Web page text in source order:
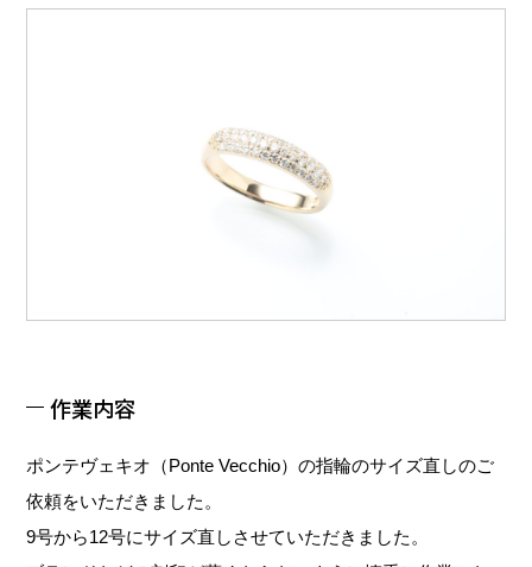
作業内容
ポンテヴェキオ（Ponte Vecchio）の指輪のサイズ直しのご
依頼をいただきました。
9号から12号にサイズ直しさせていただきました。